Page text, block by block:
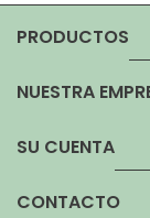
PRODUCTOS
NUESTRA
SU CUENTA
CONTACTO